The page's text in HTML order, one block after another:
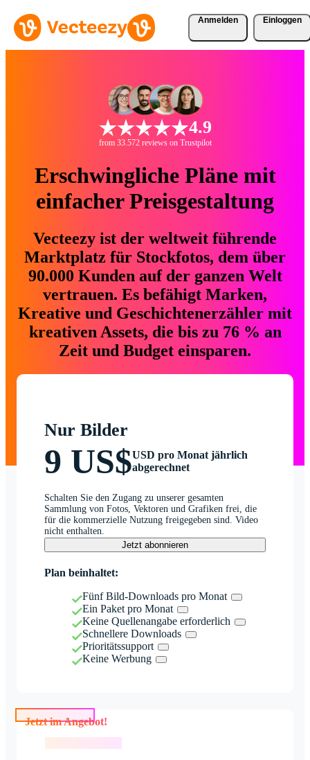
Anmelden Einloggen
4.9
from 33.572 reviews on Trustpilot
Erschwingliche Pläne mit
einfacher Preisgestaltung
Vecteezy ist der weltweit führende
Marktplatz für Stockfotos, dem über
90.000 Kunden auf der ganzen Welt
vertrauen. Es befähigt Marken,
Kreative und Geschichtenerzähler mit
kreativen Assets, die bis zu 76 % an
Zeit und Budget einsparen.
Nur Bilder
9 US$USD pro Monat jährlich
abgerechnet
Schalten Sie den Zugang zu unserer gesamten
Sammlung von Fotos, Vektoren und Grafiken frei, die
für die kommerzielle Nutzung freigegeben sind. Video
nicht enthalten.
Jetzt abonnieren
Plan beinhaltet:
Fünf Bild-Downloads pro Monat
Ein Paket pro Monat
Keine Quellenangabe erforderlich
Schnellere Downloads
Prioritätssupport
Keine Werbung
Jetzt im Angebot!